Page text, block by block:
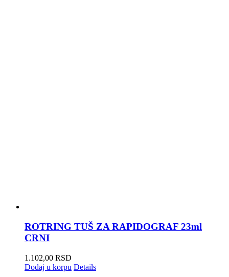
ROTRING TUŠ ZA RAPIDOGRAF 23ml
CRNI
1.102,00 RSD
Dodaj u korpu Details